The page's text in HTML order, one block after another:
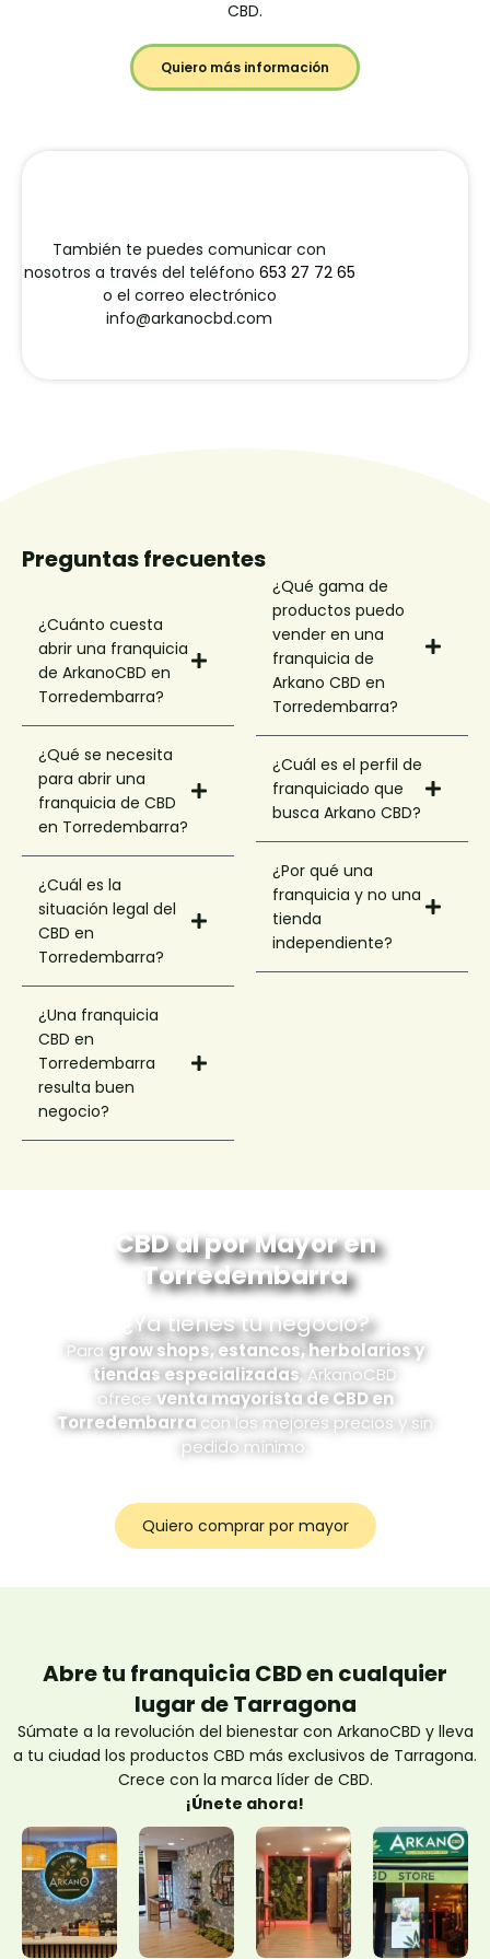
CBD.
Quiero más información
También te puedes comunicar con
nosotros a través del teléfono 653 27 72 65
o el correo electrónico
info@arkanocbd.com
Preguntas frecuentes
¿Cuánto cuesta
abrir una franquicia
de ArkanoCBD en
Torredembarra?
¿Qué se necesita
para abrir una
franquicia de CBD
en Torredembarra?
¿Cuál es la
situación legal del
CBD en
Torredembarra?
¿Una franquicia
CBD en
Torredembarra
resulta buen
negocio?
¿Qué gama de
productos puedo
vender en una
franquicia de
Arkano CBD en
Torredembarra?
¿Cuál es el perfil de
franquiciado que
busca Arkano CBD?
¿Por qué una
franquicia y no una
tienda
independiente?
CBD al por Mayor en
Torredembarra
¿Ya tienes tu negocio?
Paragrow shops, estancos, herbolarios y
tiendas especializadas, ArkanoCBD
ofrece venta mayorista de CBD en
Torredembarracon los mejores precios y sin
pedido mínimo.
Quiero comprar por mayor
Abre tu franquicia CBD en cualquier
lugar de Tarragona
Súmate a la revolución del bienestar con ArkanoCBD y lleva
a tu ciudad los productos CBD más exclusivos de Tarragona.
Crece con la marca líder de CBD.
¡Únete ahora!